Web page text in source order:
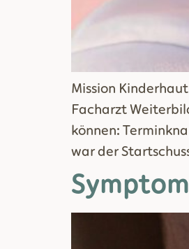
Mission
Facharzt
können:
war der